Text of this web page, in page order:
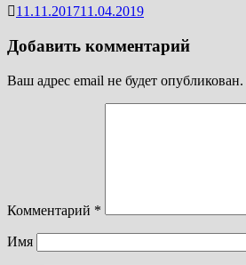
11.11.201711.04.2019
Добавить комментарий
Ваш адрес email не будет опубликован.
Комментарий *
Имя